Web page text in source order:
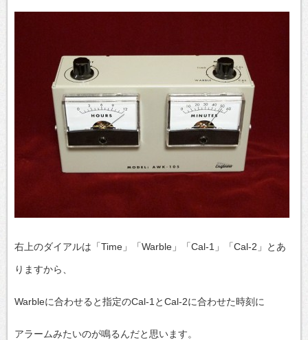
右上のダイアルは「Time」「Warble」「Cal-1」「Cal-2」とあ
りますから、
Warbleに合わせると指定のCal-1とCal-2に合わせた時刻に
アラームみたいのが鳴るんだと思います。